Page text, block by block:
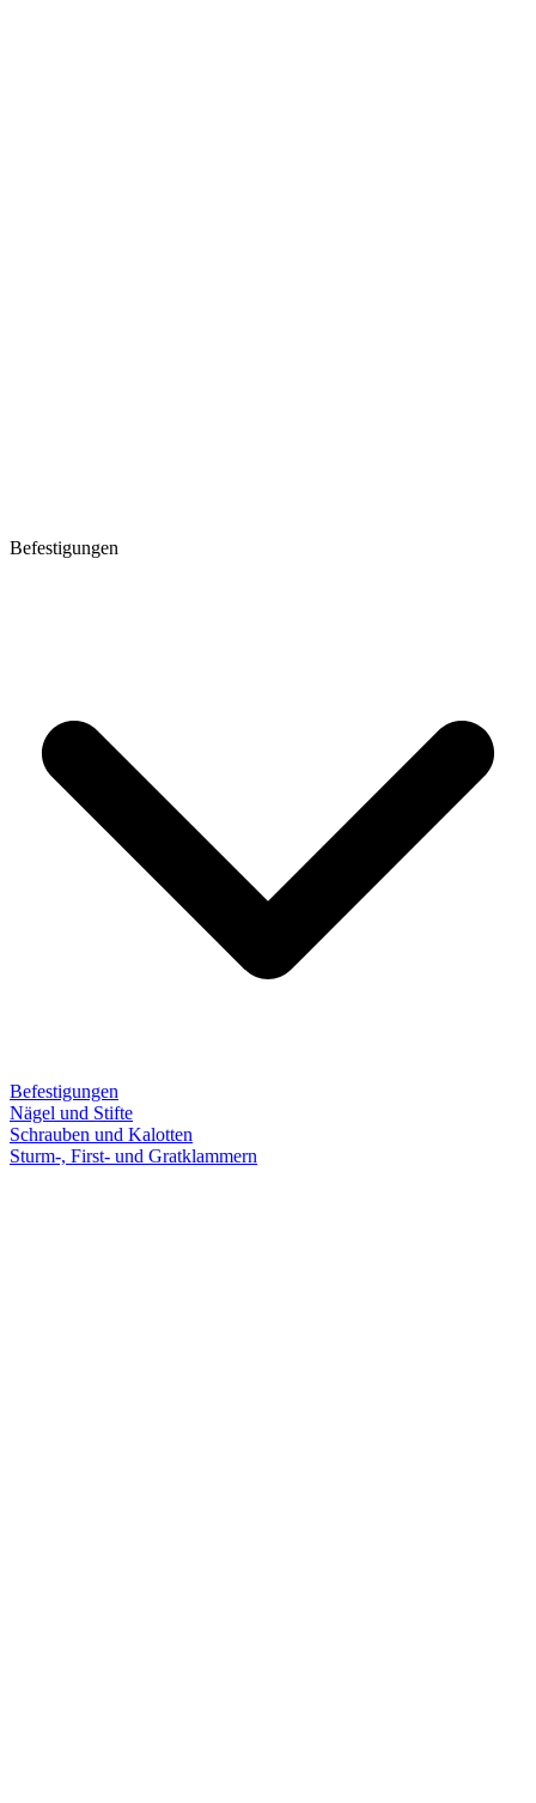
Befestigungen
Befestigungen
Nägel und Stifte
Schrauben und Kalotten
Sturm-, First- und Gratklammern